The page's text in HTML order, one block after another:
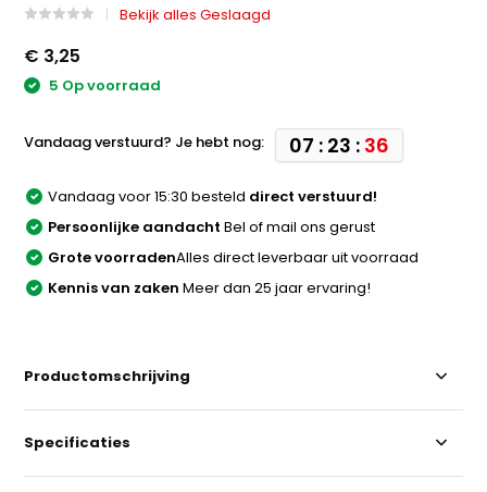
Bekijk alles Geslaagd
€ 3,25
5 Op voorraad
Vandaag verstuurd? Je hebt nog: 07 : 23 : 36
Vandaag voor 15:30 besteld direct verstuurd!
Persoonlijke aandacht Bel of mail ons gerust
Grote voorradenAlles direct leverbaar uit voorraad
Kennis van zaken Meer dan 25 jaar ervaring!
Productomschrijving
Specificaties